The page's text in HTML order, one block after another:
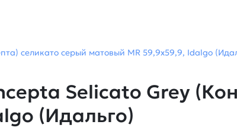
селикато серый матовый MR 59,9х59,9, Idalgo
Selicato Grey
(Идальго)